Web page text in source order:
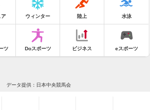
ア ウィンター 陸上 水泳
ツ Doスポーツ ビジネス eスポーツ
データ提供：日本中央競馬会